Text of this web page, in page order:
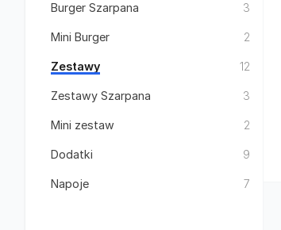
Burger Szarpana 3
Mini Burger 2
Zestawy 12
Zestawy Szarpana 3
Mini zestaw 2
Dodatki 9
Napoje 7